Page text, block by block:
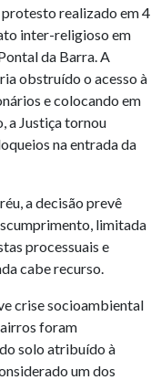
realizado em 4
inter-religioso em
da Barra. A
obstruído o acesso à
e colocando em
a Justiça tornou
na entrada da
a decisão prevê
limitada
processuais e
cabe recurso.
crise socioambiental
foram
solo atribuído à
um dos